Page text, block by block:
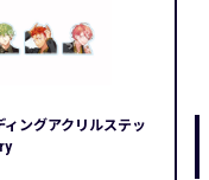
ングアクリルステッ